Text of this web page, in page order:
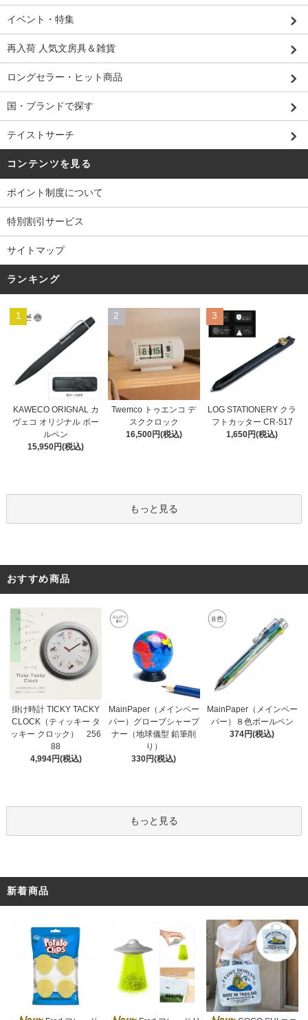
イベント・特集
再入荷 人気文房具＆雑貨
ロングセラー・ヒット商品
国・ブランドで探す
テイストサーチ
コンテンツを見る
ポイント制度について
特別割引サービス
サイトマップ
ランキング
1
KAWECO ORIGNAL カ
ヴェコ オリジナル ボー
ルペン
15,950円(税込)
2
Twemco トゥエンコ デ
スククロック
16,500円(税込)
3
LOG STATIONERY クラ
フトカッター CR-517
1,650円(税込)
もっと見る
おすすめ商品
掛け時計 TICKY TACKY
CLOCK（ティッキー タ
ッキー クロック） 256
88
4,994円(税込)
MainPaper（メインペー
パー）グローブシャープ
ナー（地球儀型 鉛筆削
り）
330円(税込)
MainPaper（メインペー
パー）８色ボールペン
374円(税込)
もっと見る
新着商品